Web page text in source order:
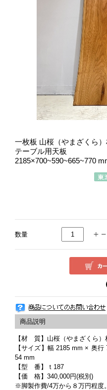
一枚板 山桜（やまざくら
テーブル用天板
2185×700~590~665~770
数量
【材 質】山桜（やまざくら
【サイズ】幅 2185 mm × 奥
54 mm
【型 番】ｔ187
【価 格】340,000円(税別)
※脚製作費/4万から８万円程度